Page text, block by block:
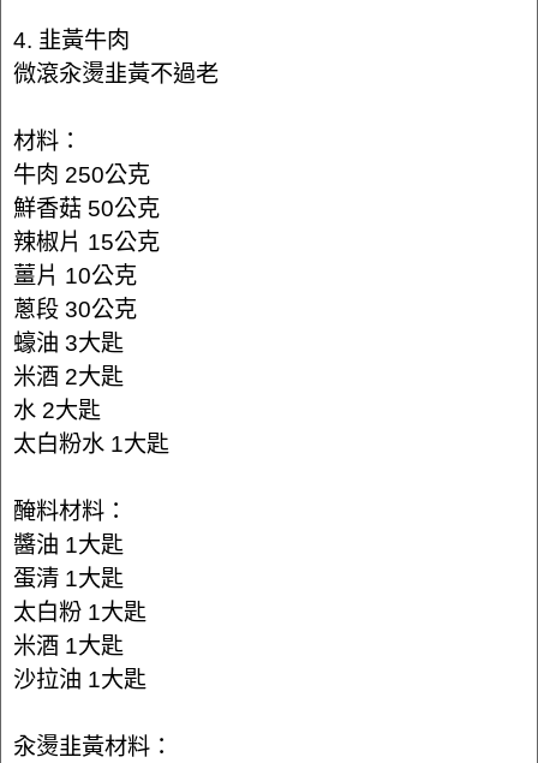
4. 韭黃牛肉
微滾汆燙韭黃不過老
材料：
牛肉 250公克
鮮香菇 50公克
辣椒片 15公克
薑片 10公克
蔥段 30公克
蠔油 3大匙
米酒 2大匙
水 2大匙
太白粉水 1大匙
醃料材料：
醬油 1大匙
蛋清 1大匙
太白粉 1大匙
米酒 1大匙
沙拉油 1大匙
汆燙韭黃材料：